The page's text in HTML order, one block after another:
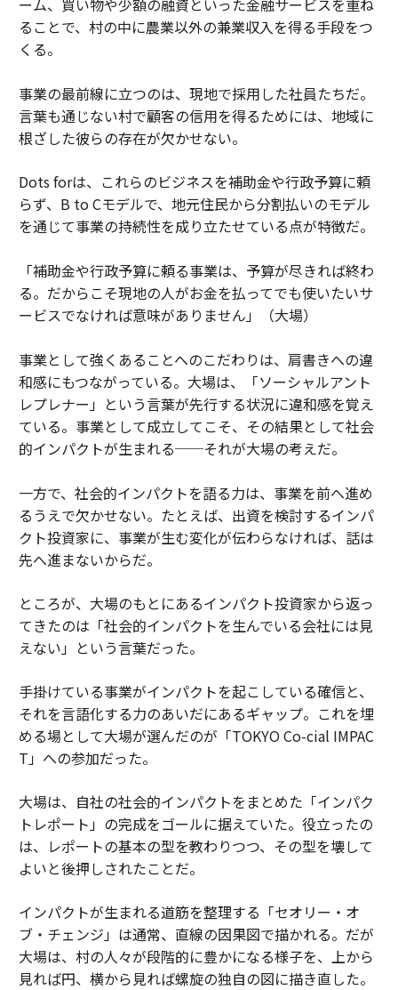
ることで、村の中に農業以外の兼業収入を得る手段をつ
くる。
事業の最前線に立つのは、現地で採用した社員たちだ。
言葉も通じない村で顧客の信用を得るためには、地域に
根ざした彼らの存在が欠かせない。
Dots forは、これらのビジネスを補助金や行政予算に頼
らず、B to Cモデルで、地元住民から分割払いのモデル
を通じて事業の持続性を成り立たせている点が特徴だ。
「補助金や行政予算に頼る事業は、予算が尽きれば終わ
る。だからこそ現地の人がお金を払ってでも使いたいサ
ービスでなければ意味がありません」（大場）
事業として強くあることへのこだわりは、肩書きへの違
和感にもつながっている。大場は、「ソーシャルアント
レプレナー」という言葉が先行する状況に違和感を覚え
ている。事業として成立してこそ、その結果として社会
的インパクトが生まれる──それが大場の考えだ。
一方で、社会的インパクトを語る力は、事業を前へ進め
るうえで欠かせない。たとえば、出資を検討するインパ
クト投資家に、事業が生む変化が伝わらなければ、話は
先へ進まないからだ。
ところが、大場のもとにあるインパクト投資家から返っ
てきたのは「社会的インパクトを生んでいる会社には見
えない」という言葉だった。
手掛けている事業がインパクトを起こしている確信と、
それを言語化する力のあいだにあるギャップ。これを埋
める場として大場が選んだのが「TOKYO Co-cial IMPAC
T」への参加だった。
大場は、自社の社会的インパクトをまとめた「インパク
トレポート」の完成をゴールに据えていた。役立ったの
は、レポートの基本の型を教わりつつ、その型を壊して
よいと後押しされたことだ。
インパクトが生まれる道筋を整理する「セオリー・オ
ブ・チェンジ」は通常、直線の因果図で描かれる。だが
大場は、村の人々が段階的に豊かになる様子を、上から
見れば円、横から見れば螺旋の独自の図に描き直した。